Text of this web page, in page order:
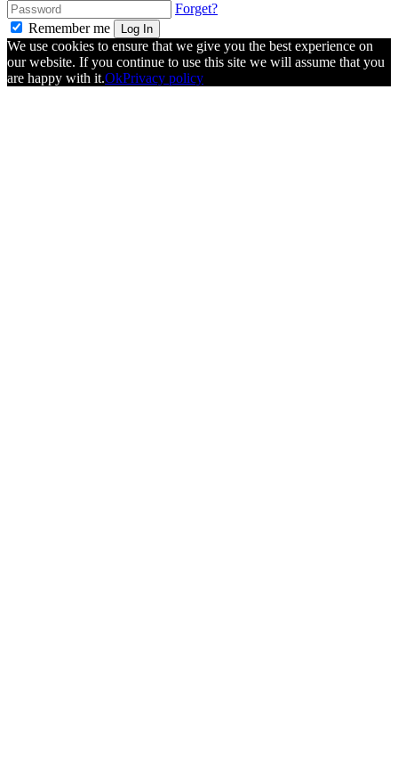
Forget?
Remember me
Log In
We use cookies to ensure that we give you the best experience on
our website. If you continue to use this site we will assume that you
are happy with it.OkPrivacy policy